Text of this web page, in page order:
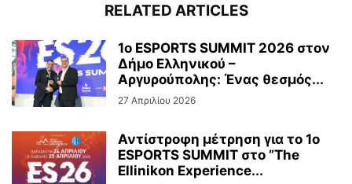
RELATED ARTICLES
1ο ESPORTS SUMMIT 2026 στον
Δήμο Ελληνικού –
Αργυρούπολης: Ένας θεσμός...
27 Απριλίου 2026
Αντίστροφη μέτρηση για το 1ο
ESPORTS SUMMIT στο ”The
Ellinikon Experience...